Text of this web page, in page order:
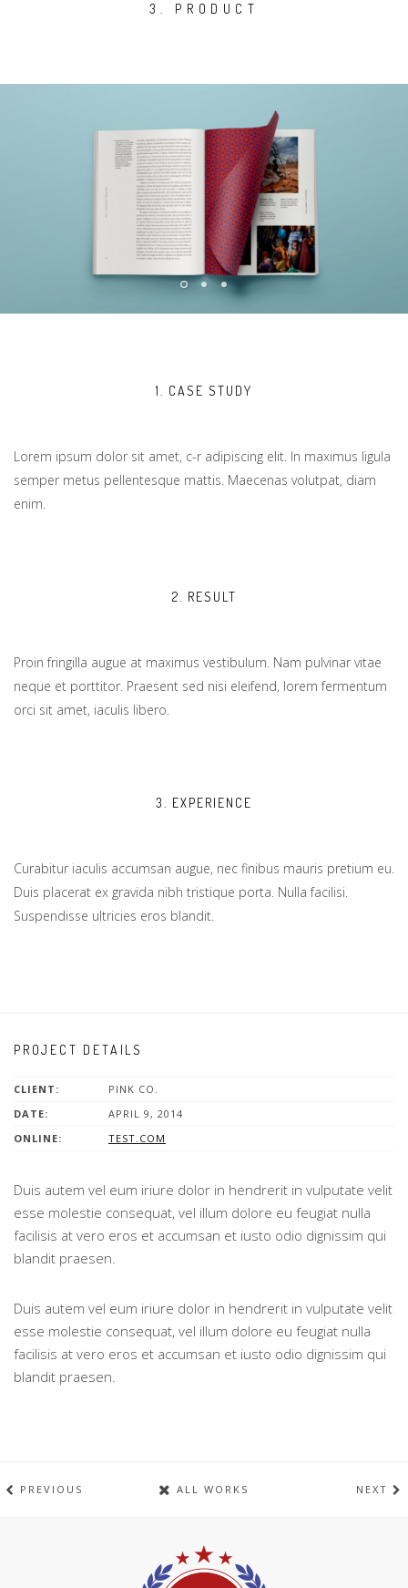
3. PRODUCT
1. CASE STUDY
Lorem ipsum dolor sit amet, c-r adipiscing elit. In maximus ligula
semper metus pellentesque mattis. Maecenas volutpat, diam
enim.
2. RESULT
Proin fringilla augue at maximus vestibulum. Nam pulvinar vitae
neque et porttitor. Praesent sed nisi eleifend, lorem fermentum
orci sit amet, iaculis libero.
3. EXPERIENCE
Curabitur iaculis accumsan augue, nec finibus mauris pretium eu.
Duis placerat ex gravida nibh tristique porta. Nulla facilisi.
Suspendisse ultricies eros blandit.
PROJECT DETAILS
CLIENT:
PINK CO.
DATE:
APRIL 9, 2014
ONLINE:
TEST.COM
Duis autem vel eum iriure dolor in hendrerit in vulputate velit
esse molestie consequat, vel illum dolore eu feugiat nulla
facilisis at vero eros et accumsan et iusto odio dignissim qui
blandit praesen.
Duis autem vel eum iriure dolor in hendrerit in vulputate velit
esse molestie consequat, vel illum dolore eu feugiat nulla
facilisis at vero eros et accumsan et iusto odio dignissim qui
blandit praesen.
PREVIOUS ALL WORKS NEXT